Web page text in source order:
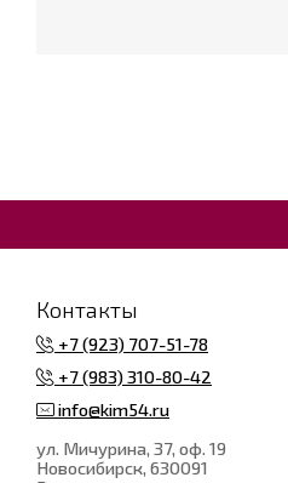
Контакты
+7 (923) 707-51-78
+7 (983) 310-80-42
info@kim54.ru
ул. Мичурина, 37, оф. 19
Новосибирск, 630091